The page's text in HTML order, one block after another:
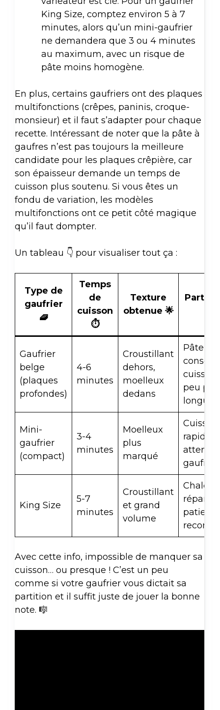
King Size, comptez environ 5 à 7
minutes, alors qu’un mini-gaufrier
ne demandera que 3 ou 4 minutes
au maximum, avec un risque de
pâte moins homogène.
En plus, certains gaufriers ont des plaques
multifonctions (crêpes, paninis, croque-
monsieur) et il faut s’adapter pour chaque
recette. Intéressant de noter que la pâte à
gaufres n’est pas toujours la meilleure
candidate pour les plaques crêpière, car
son épaisseur demande un temps de
cuisson plus soutenu. Si vous êtes un
fondu de variation, les modèles
multifonctions ont ce petit côté magique
qu’il faut dompter.
Un tableau 👇 pour visualiser tout ça :
Type de
gaufrier
🧇
Temps
de
cuisson
⏱️
Texture
obtenue 🌟
Gaufrier
belge
(plaques
profondes)
4-6
minutes
Croustillant
dehors,
moelleux
dedans
Pâte
cuisson
peu
longue
Mini-
gaufrier
(compact)
3-4
minutes
Moelleux
plus
marqué
Cuisson
rapide,
gaufres
King Size
5-7
minutes
Croustillant
et grand
volume
répartie,
Avec cette info, impossible de manquer sa
cuisson… ou presque ! C’est un peu
comme si votre gaufrier vous dictait sa
partition et il suffit juste de jouer la bonne
note. 🎼